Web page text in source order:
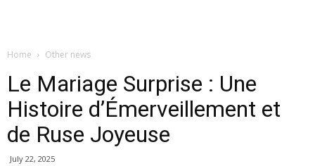
Home Other news
Le Mariage Surprise : Une
Histoire d’Émerveillement et
de Ruse Joyeuse
July 22, 2025